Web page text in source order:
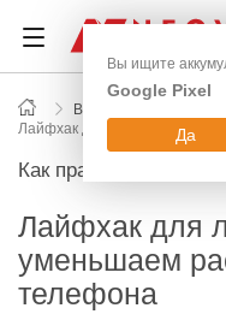
Все новости блога
Лайфхак для любителей
Как правильно
Лайфхак для
уменьшаем
телефона
Вы ищите
Google Pixel
Да